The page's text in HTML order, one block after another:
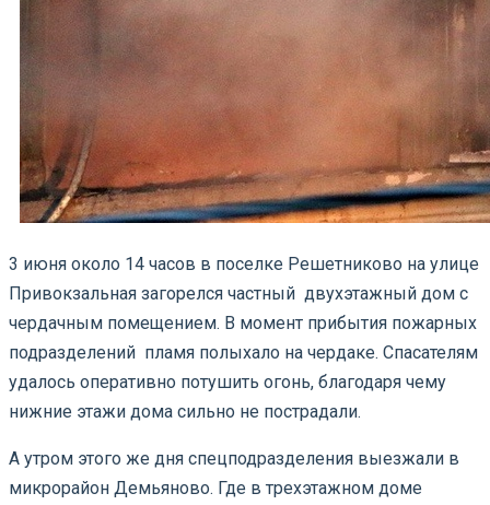
3 июня около 14 часов в поселке Решетниково на улице
Привокзальная загорелся частный двухэтажный дом с
чердачным помещением. В момент прибытия пожарных
подразделений пламя полыхало на чердаке. Спасателям
удалось оперативно потушить огонь, благодаря чему
нижние этажи дома сильно не пострадали.
А утром этого же дня спецподразделения выезжали в
микрорайон Демьяново. Где в трехэтажном доме